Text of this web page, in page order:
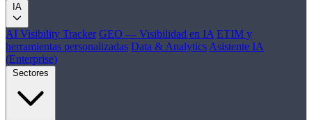
IA
AI Visibility Tracker GEO — Visibilidad en IA ETIM y
herramientas personalizadas Data & Analytics Asistente IA
(Enterprise)
Sectores